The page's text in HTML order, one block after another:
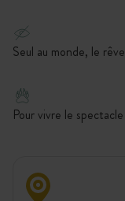
Seul au monde, le
Pour vivre le